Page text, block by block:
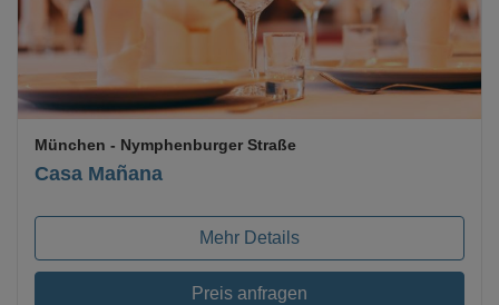
Casa Mañana
München - Nymphenburger Straße
Mehr Details
Preis anfragen